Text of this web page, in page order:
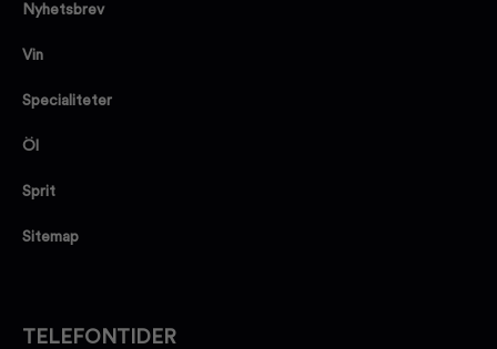
Nyhetsbrev
Vin
Specialiteter
Öl
Sprit
Sitemap
TELEFONTIDER